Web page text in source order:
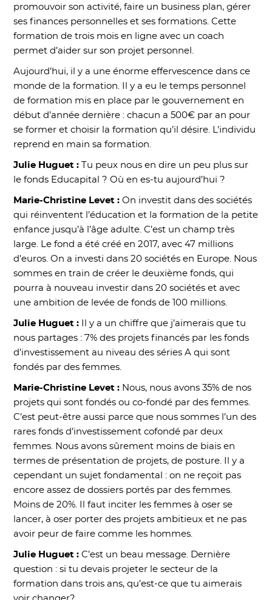
promouvoir son activité, faire un business plan, gérer
ses finances personnelles et ses formations. Cette
formation de trois mois en ligne avec un coach
permet d’aider sur son projet personnel.
Aujourd’hui, il y a une énorme effervescence dans ce
monde de la formation. Il y a eu le temps personnel
de formation mis en place par le gouvernement en
début d’année dernière : chacun a 500€ par an pour
se former et choisir la formation qu’il désire. L’individu
reprend en main sa formation.
Julie Huguet : Tu peux nous en dire un peu plus sur
le fonds Educapital ? Où en es-tu aujourd’hui ?
Marie-Christine Levet : On investit dans des sociétés
qui réinventent l’éducation et la formation de la petite
enfance jusqu’à l’âge adulte. C’est un champ très
large. Le fond a été créé en 2017, avec 47 millions
d’euros. On a investi dans 20 sociétés en Europe. Nous
sommes en train de créer le deuxième fonds, qui
pourra à nouveau investir dans 20 sociétés et avec
une ambition de levée de fonds de 100 millions.
Julie Huguet : Il y a un chiffre que j’aimerais que tu
nous partages : 7% des projets financés par les fonds
d’investissement au niveau des séries A qui sont
fondés par des femmes.
Marie-Christine Levet : Nous, nous avons 35% de nos
projets qui sont fondés ou co-fondé par des femmes.
C’est peut-être aussi parce que nous sommes l’un des
rares fonds d’investissement cofondé par deux
femmes. Nous avons sûrement moins de biais en
termes de présentation de projets, de posture. Il y a
cependant un sujet fondamental : on ne reçoit pas
encore assez de dossiers portés par des femmes.
Moins de 20%. Il faut inciter les femmes à oser se
lancer, à oser porter des projets ambitieux et ne pas
avoir peur de faire comme les hommes.
Julie Huguet : C’est un beau message. Dernière
question : si tu devais projeter le secteur de la
formation dans trois ans, qu’est-ce que tu aimerais